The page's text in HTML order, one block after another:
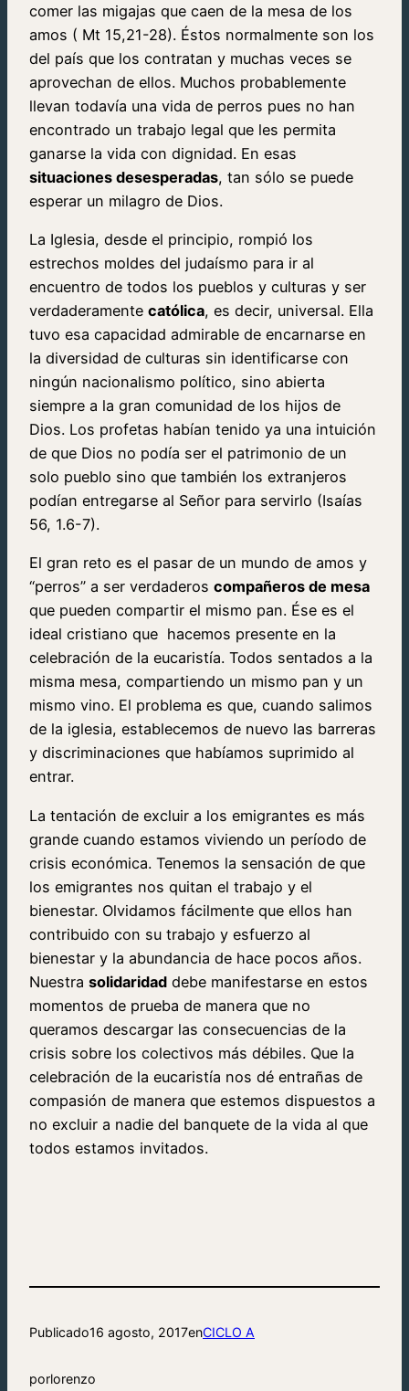
comer las migajas que caen de la mesa de los
amos ( Mt 15,21-28). Éstos normalmente son los
del país que los contratan y muchas veces se
aprovechan de ellos. Muchos probablemente
llevan todavía una vida de perros pues no han
encontrado un trabajo legal que les permita
ganarse la vida con dignidad. En esas
situaciones desesperadas, tan sólo se puede
esperar un milagro de Dios.
La Iglesia, desde el principio, rompió los
estrechos moldes del judaísmo para ir al
encuentro de todos los pueblos y culturas y ser
verdaderamente católica, es decir, universal. Ella
tuvo esa capacidad admirable de encarnarse en
la diversidad de culturas sin identificarse con
ningún nacionalismo político, sino abierta
siempre a la gran comunidad de los hijos de
Dios. Los profetas habían tenido ya una intuición
de que Dios no podía ser el patrimonio de un
solo pueblo sino que también los extranjeros
podían entregarse al Señor para servirlo (Isaías
56, 1.6-7).
El gran reto es el pasar de un mundo de amos y
“perros” a ser verdaderos compañeros de mesa
que pueden compartir el mismo pan. Ése es el
ideal cristiano que hacemos presente en la
celebración de la eucaristía. Todos sentados a la
misma mesa, compartiendo un mismo pan y un
mismo vino. El problema es que, cuando salimos
de la iglesia, establecemos de nuevo las barreras
y discriminaciones que habíamos suprimido al
entrar.
La tentación de excluir a los emigrantes es más
grande cuando estamos viviendo un período de
crisis económica. Tenemos la sensación de que
los emigrantes nos quitan el trabajo y el
bienestar. Olvidamos fácilmente que ellos han
contribuido con su trabajo y esfuerzo al
bienestar y la abundancia de hace pocos años.
Nuestra solidaridad debe manifestarse en estos
momentos de prueba de manera que no
queramos descargar las consecuencias de la
crisis sobre los colectivos más débiles. Que la
celebración de la eucaristía nos dé entrañas de
compasión de manera que estemos dispuestos a
no excluir a nadie del banquete de la vida al que
todos estamos invitados.
Publicado16 agosto, 2017enCICLO A
porlorenzo